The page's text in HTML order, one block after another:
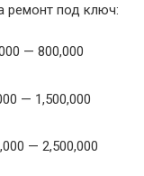
ремонт под ключ:
— 800,000
— 1,500,000
— 2,500,000